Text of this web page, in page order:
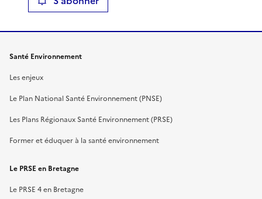
Santé Environnement
Les enjeux
Le Plan National Santé Environnement (PNSE)
Les Plans Régionaux Santé Environnement (PRSE)
Former et éduquer à la santé environnement
Le PRSE en Bretagne
Le PRSE 4 en Bretagne